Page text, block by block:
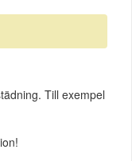
Till exempel